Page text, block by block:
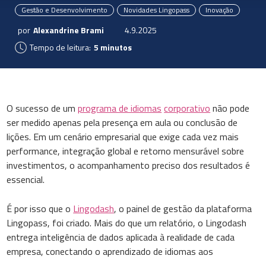
Gestão e Desenvolvimento Novidades Lingopass Inovação
por Alexandrine Brami
4.9.2025
Tempo de leitura: 5 minutos
O sucesso de umprograma de idiomas corporativo não pode
ser medido apenas pela presença em aula ou conclusão de
lições. Em um cenário empresarial que exige cada vez mais
performance, integração global e retorno mensurável sobre
investimentos, o acompanhamento preciso dos resultados é
essencial.
É por isso que o Lingodash, o painel de gestão da plataforma
Lingopass, foi criado. Mais do que um relatório, o Lingodash
entrega inteligência de dados aplicada à realidade de cada
empresa, conectando o aprendizado de idiomas aos